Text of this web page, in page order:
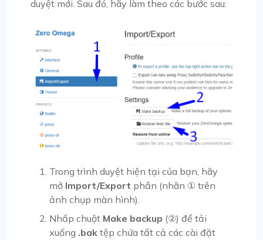
duyệt mới. Sau đó, hãy làm theo các bước sau:
Trong trình duyệt hiện tại của bạn, hãy
mở Import/Export phần (nhãn ① trên
ảnh chụp màn hình).
Nhấp chuột Make backup (②) để tải
xuống .bak tệp chứa tất cả các cài đặt